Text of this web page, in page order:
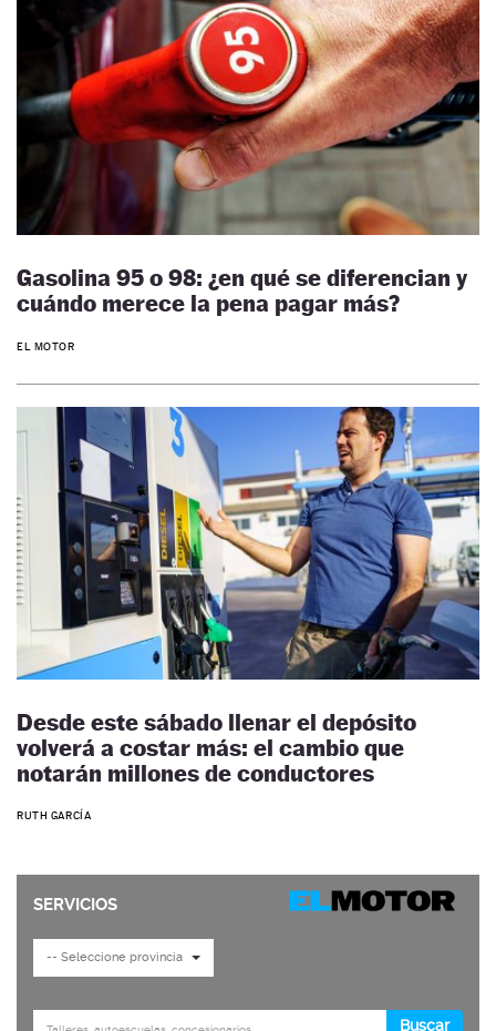
Gasolina 95 o 98: ¿en qué se diferencian y
cuándo merece la pena pagar más?
EL MOTOR
Desde este sábado llenar el depósito
volverá a costar más: el cambio que
notarán millones de conductores
RUTH GARCÍA